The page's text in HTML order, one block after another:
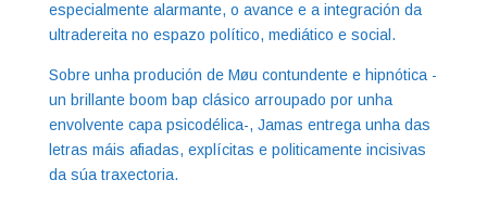
especialmente alarmante, o avance e a integración da
ultradereita no espazo político, mediático e social.
Sobre unha produción de Møu contundente e hipnótica -
un brillante boom bap clásico arroupado por unha
envolvente capa psicodélica-, Jamas entrega unha das
letras máis afiadas, explícitas e politicamente incisivas
da súa traxectoria.